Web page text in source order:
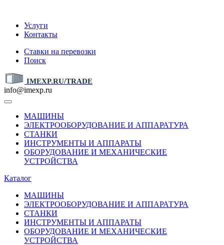
Услуги
Контакты
Ставки на перевозки
Поиск
IMEXP.RU/TRADE
info@imexp.ru
МАШИНЫ
ЭЛЕКТРООБОРУДОВАНИЕ И АППАРАТУРА
СТАНКИ
ИНСТРУМЕНТЫ И АППАРАТЫ
ОБОРУДОВАНИЕ И МЕХАНИЧЕСКИЕ
УСТРОЙСТВА
Каталог
МАШИНЫ
ЭЛЕКТРООБОРУДОВАНИЕ И АППАРАТУРА
СТАНКИ
ИНСТРУМЕНТЫ И АППАРАТЫ
ОБОРУДОВАНИЕ И МЕХАНИЧЕСКИЕ
УСТРОЙСТВА